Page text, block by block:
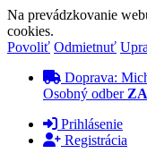
Na prevádzkovanie
cookies.
Povoliť Odmietnuť
Doprava:
Osobný odber
Prihlásenie
Registrácia